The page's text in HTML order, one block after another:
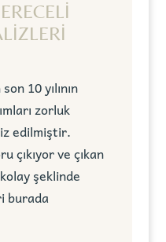
10 yılının
zorluk
edilmiştir.
çıkıyor ve çıkan
şeklinde
burada